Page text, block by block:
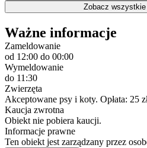
Zobacz
Ważne informacje
Zameldowanie
od 12:00 do 00:00
Wymeldowanie
do 11:30
Zwierzęta
Akceptowane psy i koty. Opłata: 25
Kaucja zwrotna
Obiekt nie pobiera kaucji.
Informacje prawne
Ten obiekt jest zarządzany przez